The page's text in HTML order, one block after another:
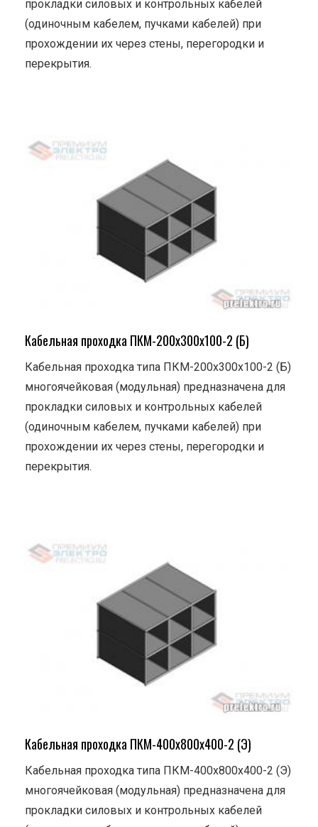
прокладки силовых и контрольных кабелей
(одиночным кабелем, пучками кабелей) при
прохождении их через стены, перегородки и
перекрытия.
Кабельная проходка ПКМ-200х300х100-2 (Б)
Кабельная проходка типа ПКМ-200х300х100-2 (Б)
многоячейковая (модульная) предназначена для
прокладки силовых и контрольных кабелей
(одиночным кабелем, пучками кабелей) при
прохождении их через стены, перегородки и
перекрытия.
Кабельная проходка ПКМ-400х800х400-2 (Э)
Кабельная проходка типа ПКМ-400х800х400-2 (Э)
многоячейковая (модульная) предназначена для
прокладки силовых и контрольных кабелей